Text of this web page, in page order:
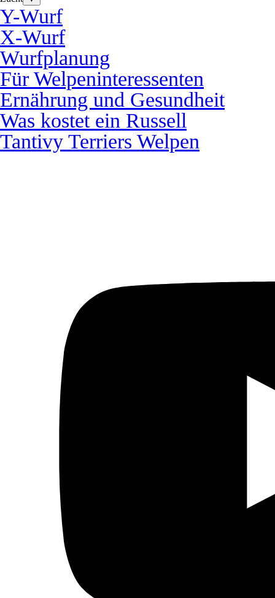
Y-Wurf
X-Wurf
Wurfplanung
Für Welpeninteressenten
Ernährung und Gesundheit
Was kostet ein Russell
Tantivy Terriers Welpen